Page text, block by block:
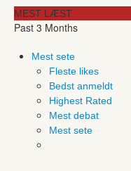
MEST LÆST
Past 3 Months
Mest sete
Fleste likes
Bedst anmeldt
Highest Rated
Mest debat
Mest sete